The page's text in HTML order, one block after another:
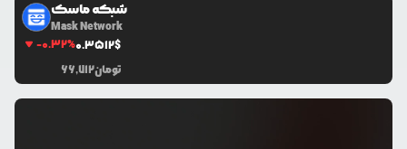
شبکه ماسک
Mask Network
-0.32%0.3512$
66,712تومان